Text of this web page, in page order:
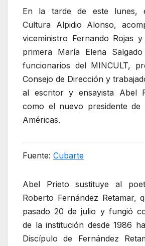
En la tarde de este lunes,
Cultura Alpidio Alonso,
viceministro Fernando Rojas
primera María Elena
funcionarios del MINCULT,
Consejo de Dirección y
al escritor y ensayista Abel
como el nuevo presidente de
Américas.
Fuente: Cubarte
Abel Prieto sustituye al
Roberto Fernández Retamar,
pasado 20 de julio y fungió
de la institución desde 1986
Discípulo de Fernández